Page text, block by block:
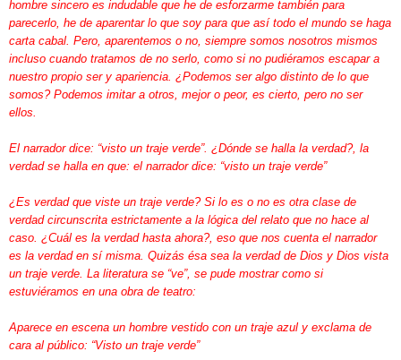
hombre sincero es indudable que he de esforzarme también para
parecerlo, he de aparentar lo que soy para que así todo el mundo se haga
carta cabal. Pero, aparentemos o no, siempre somos nosotros mismos
incluso cuando tratamos de no serlo, como si no pudiéramos escapar a
nuestro propio ser y apariencia. ¿Podemos ser algo distinto de lo que
somos? Podemos imitar a otros, mejor o peor, es cierto, pero no ser
ellos.
El narrador dice: “visto un traje verde”. ¿Dónde se halla la verdad?, la
verdad se halla en que: el narrador dice: “visto un traje verde”
¿Es verdad que viste un traje verde? Si lo es o no es otra clase de
verdad circunscrita estrictamente a la lógica del relato que no hace al
caso. ¿Cuál es la verdad hasta ahora?, eso que nos cuenta el narrador
es la verdad en sí misma. Quizás ésa sea la verdad de Dios y Dios vista
un traje verde. La literatura se “ve”, se pude mostrar como si
estuviéramos en una obra de teatro:
Aparece en escena un hombre vestido con un traje azul y exclama de
cara al público: “Visto un traje verde”